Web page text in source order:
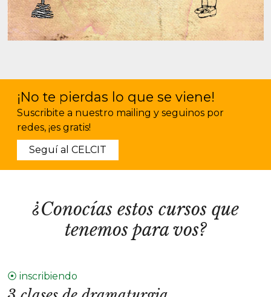
¡No te pierdas lo que se viene!
Suscribite a nuestro mailing y seguinos por
redes, ¡es gratis!
Seguí al CELCIT
¿Conocías estos cursos que
tenemos para vos?
⦿ inscribiendo